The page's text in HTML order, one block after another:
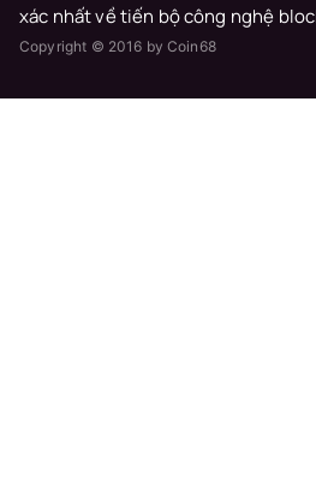
xác nhất về tiến bộ công nghệ
Copyright © 2016 by Coin68